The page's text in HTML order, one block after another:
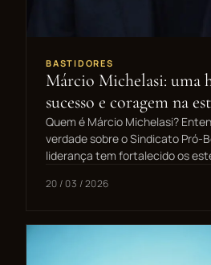
BASTIDORES
Márcio Michelasi: uma
sucesso e coragem na
Quem é Márcio Michelasi?
verdade sobre o Sindicato Pró-
liderança tem fortalecido os
20 / 03 / 2026